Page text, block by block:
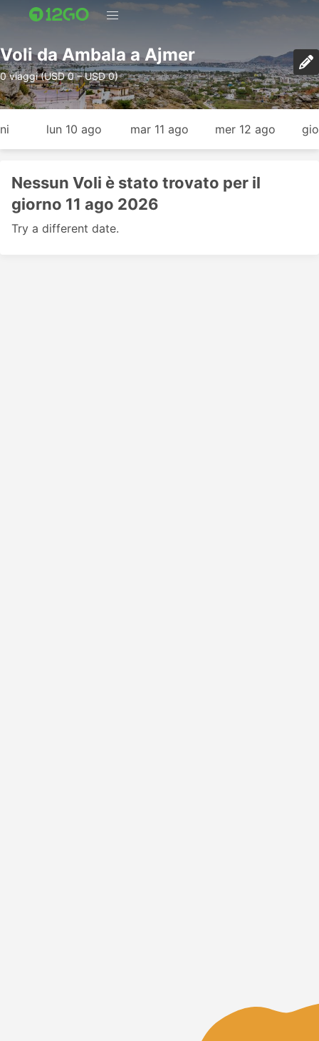
Voli da Ambala a Ajmer
0 viaggi (USD 0 – USD 0)
lun 10 ago mar 11 ago mer 12 ago
Nessun Voli è stato trovato per il
giorno 11 ago 2026
Try a different date.